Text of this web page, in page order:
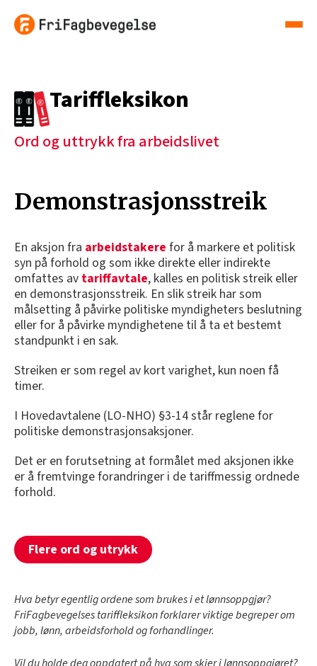
Tariffleksikon
Ord og uttrykk fra arbeidslivet
Demonstrasjonsstreik
En aksjon fra arbeidstakere for å markere et politisk
syn på forhold og som ikke direkte eller indirekte
omfattes av tariffavtale, kalles en politisk streik eller
en demonstrasjonsstreik. En slik streik har som
målsetting å påvirke politiske myndigheters beslutning
eller for å påvirke myndighetene til å ta et bestemt
standpunkt i en sak.
Streiken er som regel av kort varighet, kun noen få
timer.
I Hovedavtalene (LO-NHO) §3-14 står reglene for
politiske demonstrasjonsaksjoner.
Det er en forutsetning at formålet med aksjonen ikke
er å fremtvinge forandringer i de tariffmessig ordnede
forhold.
Flere ord og utrykk
Hva betyr egentlig ordene som brukes i et lønnsoppgjør?
FriFagbevegelses tariffleksikon forklarer viktige begreper om
jobb, lønn, arbeidsforhold og forhandlinger.